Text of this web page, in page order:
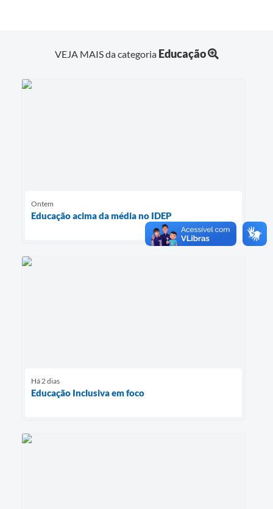
VEJA MAIS da categoria Educação
Ontem
Educação acima da média no IDEP
Há 2 dias
Educação Inclusiva em foco